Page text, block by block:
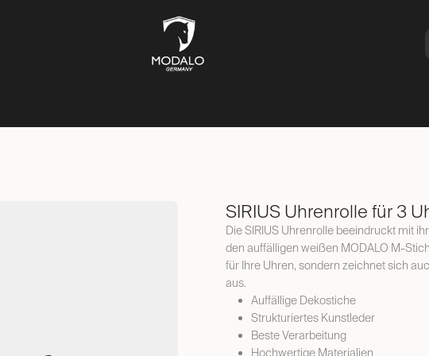
SIRIUS Uhrenrolle für 3
Die SIRIUS Uhrenrolle beeindruckt mit
den auffälligen weißen MODALO M-
für Ihre Uhren, sondern zeichnet sich
aus.
Auffällige Dekostiche
Strukturiertes Kunstleder
Beste Verarbeitung
Hochwertige Materialien